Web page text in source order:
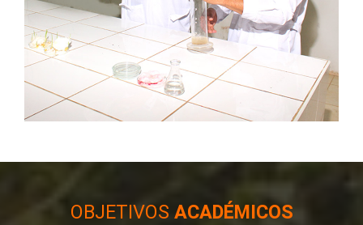
OBJETIVOS ACADÉMICOS